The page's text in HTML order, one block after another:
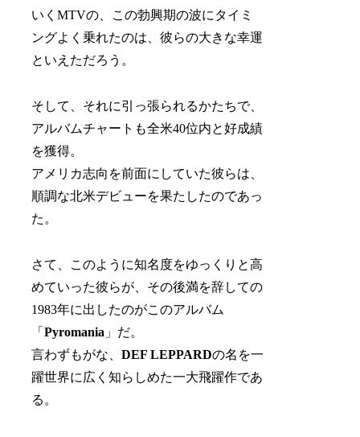
いくMTVの、この勃興期の波にタイミ
ングよく乗れたのは、彼らの大きな幸運
といえただろう。
そして、それに引っ張られるかたちで、
アルバムチャートも全米40位内と好成績
を獲得。
アメリカ志向を前面にしていた彼らは、
順調な北米デビューを果たしたのであっ
た。
さて、このように知名度をゆっくりと高
めていった彼らが、その後満を辞しての
1983年に出したのがこのアルバム
「Pyromania 」だ。
言わずもがな、DEF LEPPARDの名を一
躍世界に広く知らしめた一大飛躍作であ
る。